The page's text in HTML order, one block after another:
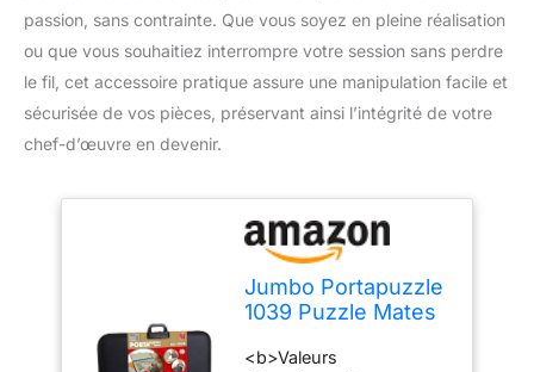
passion, sans contrainte. Que vous soyez en pleine réalisation
ou que vous souhaitiez interrompre votre session sans perdre
le fil, cet accessoire pratique assure une manipulation facile et
sécurisée de vos pièces, préservant ainsi l’intégrité de votre
chef-d’œuvre en devenir.
Jumbo Portapuzzle
1039 Puzzle Mates
(Accessoire Jigsaw
<b>Valeurs